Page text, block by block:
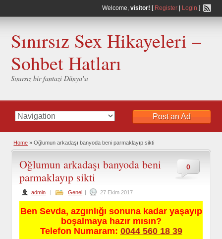
Welcome, visitor! [ Register| Login ]
Sınırsız Sex Hikayeleri –
Sohbet Hatları
Sınırsız bir fantazi Dünya'sı
Post an Ad
Home » Oğlumun arkadaşı banyoda beni parmaklayıp sikti
0
Oğlumun arkadaşı banyoda beni
parmaklayıp sikti
admin | Genel | 27 Ekim 2017
Ben Sevda, azgınlığı sonuna kadar yaşayıp
boşalmaya hazır mısın?
Telefon Numaram: 0044 560 18 39